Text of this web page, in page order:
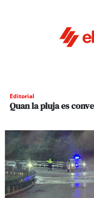
Editorial
Quan la pluja es